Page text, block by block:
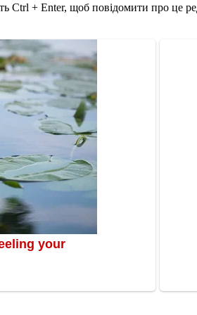
Ctrl + Enter, щоб повідомити про це